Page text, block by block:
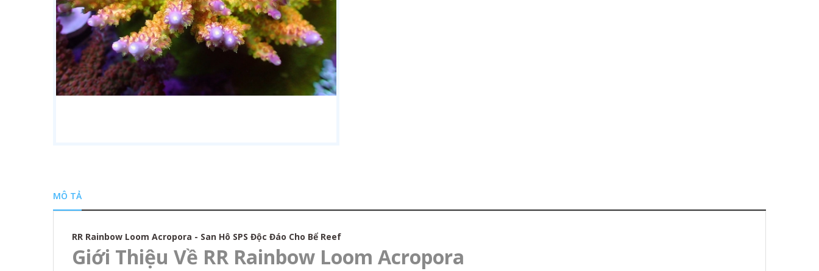
MÔ TẢ
RR Rainbow Loom Acropora - San Hô SPS Độc Đáo Cho Bể Reef
Giới Thiệu Về RR Rainbow Loom Acropora